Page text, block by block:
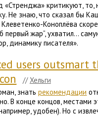
«Стренджа» критикуют, то,
Не знаю, что сказал бы
Коноплёва
первый жар“, ухватил…
динамику писателя».
users outsmart
// Хельги
знатьрекомендации
В конце концов, местами
удобен). Но с